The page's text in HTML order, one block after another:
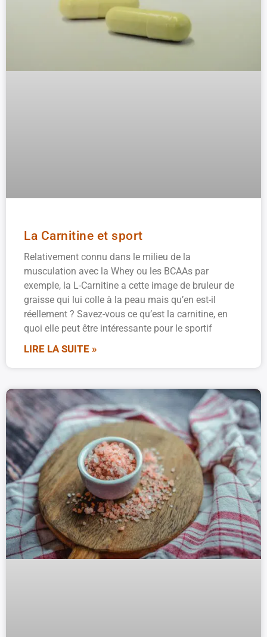
La Carnitine et sport
Relativement connu dans le milieu de la
musculation avec la Whey ou les BCAAs par
exemple, la L-Carnitine a cette image de bruleur de
graisse qui lui colle à la peau mais qu’en est-il
réellement ? Savez-vous ce qu’est la carnitine, en
quoi elle peut être intéressante pour le sportif
LIRE LA SUITE »